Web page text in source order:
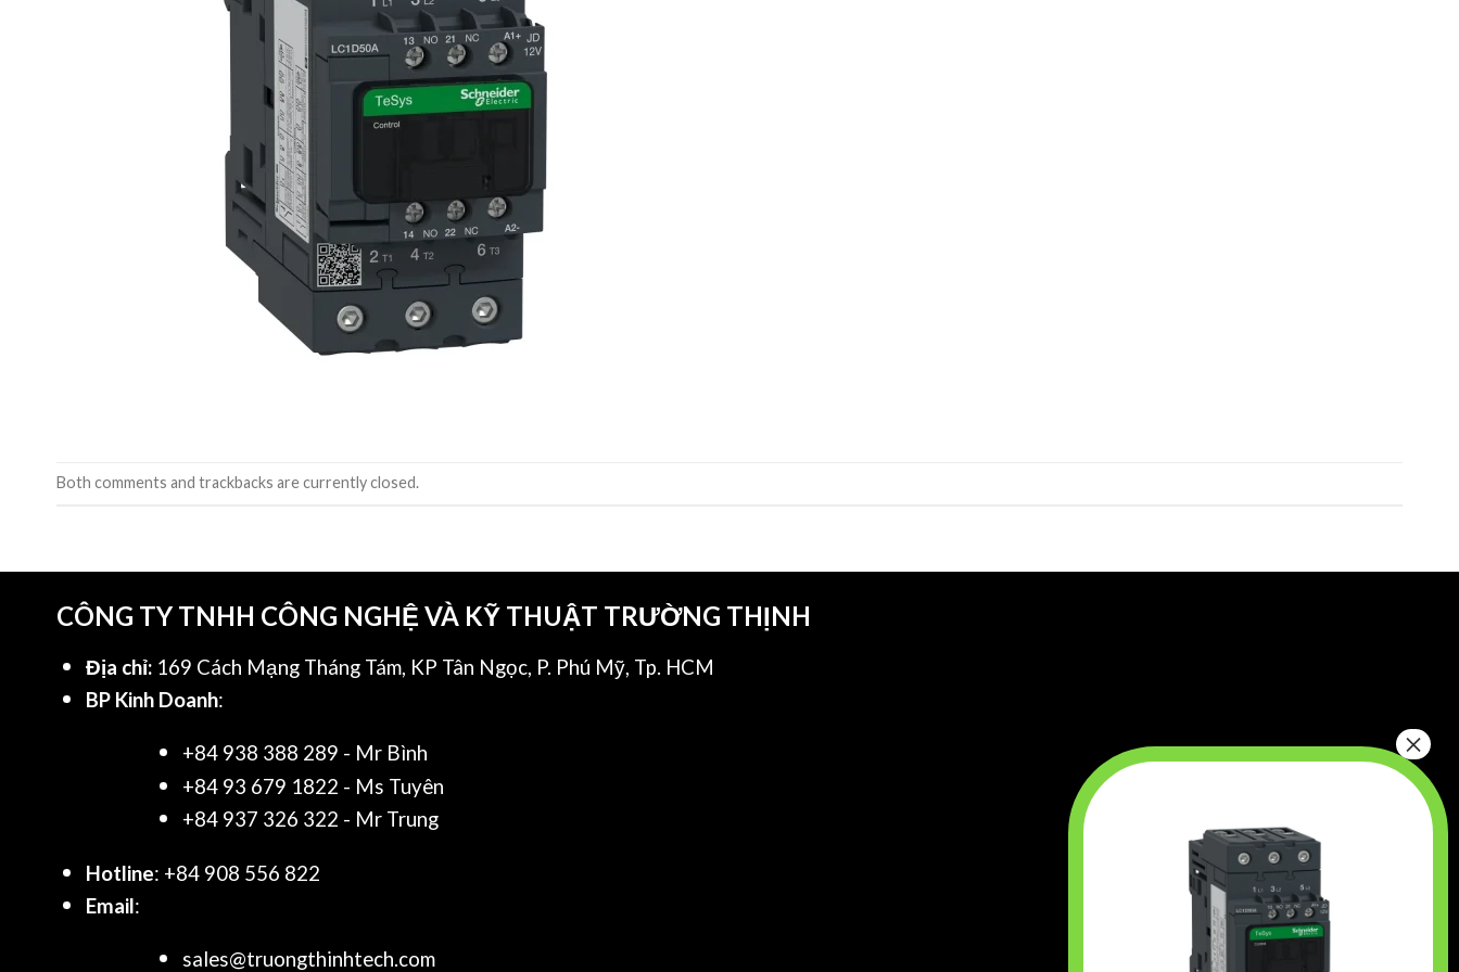
Both comments and trackbacks are currently closed.
CÔNG TY TNHH CÔNG NGHỆ VÀ KỸ THUẬT TRƯỜNG THỊNH
Địa chỉ: 169 Cách Mạng Tháng Tám, KP Tân Ngọc, P. Phú Mỹ, Tp. HCM
BP Kinh Doanh:
+84 938 388 289 - Mr Bình
+84 93 679 1822 - Ms Tuyên
+84 937 326 322 - Mr Trung
Hotline: +84 908 556 822
Email:
sales@truongthinhtech.com